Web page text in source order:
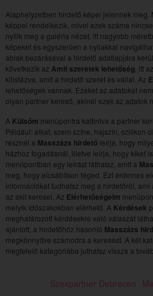
Alaphelyzetben hirdető képei jelennek
képpel rendelkezik, mivel ezek száma
nyílik meg a galéria nézet, itt nagyobb
képeket és egyszerűen a nyilakkal
ablak bezárásával a hirdető adatlapjára
következik az Amit szeretek lehetőség , itt
kilistázva, amit a hirdető szeret és vállal. Az
lehetőségek vannak. Ezeket az adatokat
olyan partner kereső, akinél ezek az adatok
A Külsőm menüpontra kattintva a partner
Például: alkat, szem színe, hajszín, szilikon
résznél a Masszázs hirdetőleírja, hogy
házhoz fogadásnál, illetve leírja, hogy kiket
menüpontban egy leírást láthatsz, amit a
meg, hogy elcsábítson téged. Ezt érdemes
információkat tudhatsz meg a hirdetőről,
az akit keresel. Az Elérhetőségeim
melyik időszakokban elérhető. A Kérdések
meghatározott kérdésekre való válaszát
ajánlott, a hirdetőhöz hasonló Masszázs
megkönnyítve számodra a keresést. A két
megfelelő kategóriába juthatsz vissza a
Szexpartner Debrecen